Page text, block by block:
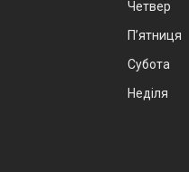
Четвер
Пʼятниця
Субота
Неділя